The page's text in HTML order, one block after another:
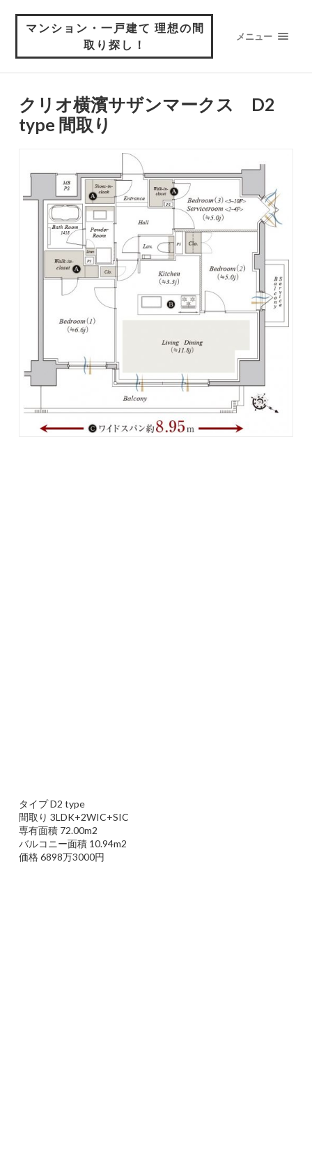
マンション・一戸建て 理想の間
取り探し！
メニュー
クリオ横濱サザンマークス D2
type 間取り
タイプ D2 type
間取り 3LDK+2WIC+SIC
専有面積 72.00m2
バルコニー面積 10.94m2
価格 6898万3000円